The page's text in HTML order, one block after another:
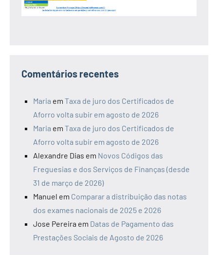
Comentários recentes
Maria em Taxa de juro dos Certificados de
Aforro volta subir em agosto de 2026
Maria em Taxa de juro dos Certificados de
Aforro volta subir em agosto de 2026
Alexandre Dias em Novos Códigos das
Freguesias e dos Serviços de Finanças (desde
31 de março de 2026)
Manuel em Comparar a distribuição das notas
dos exames nacionais de 2025 e 2026
Jose Pereira em Datas de Pagamento das
Prestações Sociais de Agosto de 2026